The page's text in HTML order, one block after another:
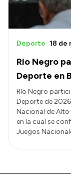
Río Negro
Deporte en
Deporte 18 de
Río Negro
Deporte de
Nacional de Alto
en la cual se
Juegos